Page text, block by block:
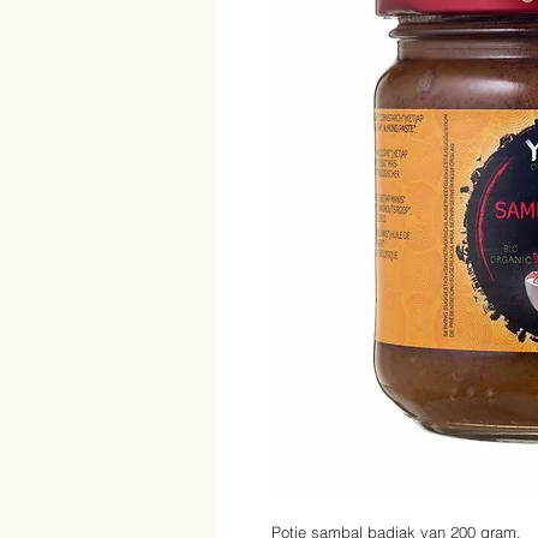
Potje sambal badjak van 200 gram.